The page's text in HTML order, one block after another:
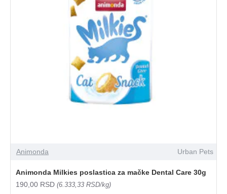
Animonda Urban Pets
Animonda Milkies poslastica za mačke Dental Care 30g
190,00 RSD (6.333,33 RSD/kg)